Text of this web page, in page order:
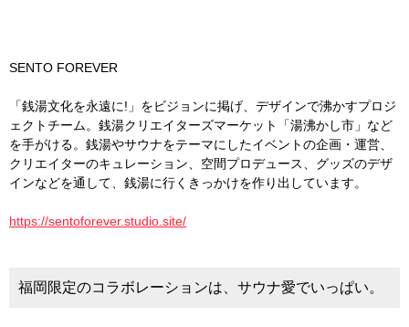
SENTO FOREVER
「銭湯文化を永遠に!」をビジョンに掲げ、デザインで沸かすプロジ
ェクトチーム。銭湯クリエイターズマーケット「湯沸かし市」など
を手がける。銭湯やサウナをテーマにしたイベントの企画・運営、
クリエイターのキュレーション、空間プロデュース、グッズのデザ
インなどを通して、銭湯に行くきっかけを作り出しています。
https://sentoforever.studio.site/
福岡限定のコラボレーションは、サウナ愛でいっぱい。